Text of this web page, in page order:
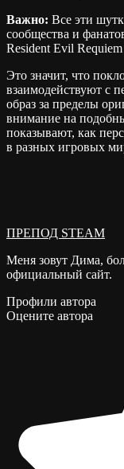
Важно: Все эти
сообщества и
Resident Evil
Это значит, что
взаимодействуют с
образ за пределы
внимание на
показывают, как
в разных игровых
ПРЕПОД STEAM
Меня зовут Дима,
официальный сайт.
Профили автора
Оцените автора